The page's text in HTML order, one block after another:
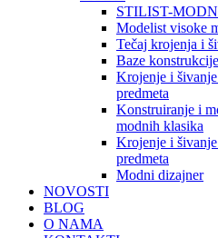
STILIST-
Modelist visoke
Tečaj krojenja i
Baze
Krojenje i
predmeta
Konstruiranje i
modnih klasika
Krojenje i
predmeta
Modni dizajner
NOVOSTI
BLOG
O NAMA